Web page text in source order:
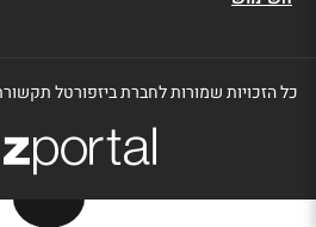
כל הזכויות שמורות לחברת ביזפורטל